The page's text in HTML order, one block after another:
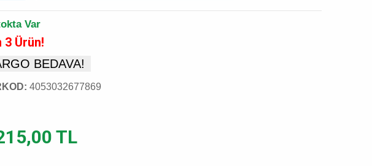
Var
3 Ürün!
BEDAVA!
4053032677869
TL